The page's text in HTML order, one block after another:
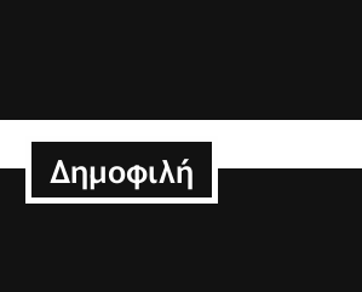
Δημοφιλή